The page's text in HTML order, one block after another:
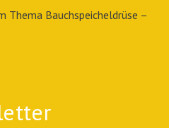
Thema Bauchspeicheldrüse –